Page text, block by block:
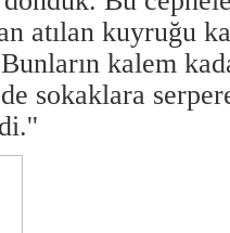
atılan kuyruğu
kalem
sokaklara